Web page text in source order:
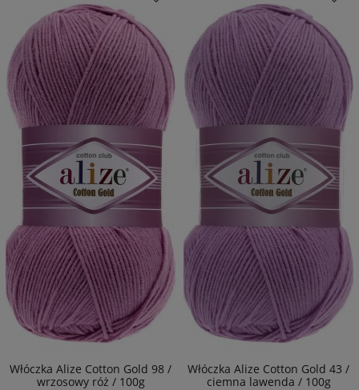
Włóczka Alize Cotton Gold 98 /
wrzosowy róż / 100g
Włóczka Alize Cotton Gold 43 /
ciemna lawenda / 100g